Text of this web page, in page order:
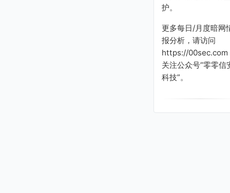
护。
更多每日/月度暗网
报分析，请访问
https://00sec.com
关注公众号“零零信
科技”。